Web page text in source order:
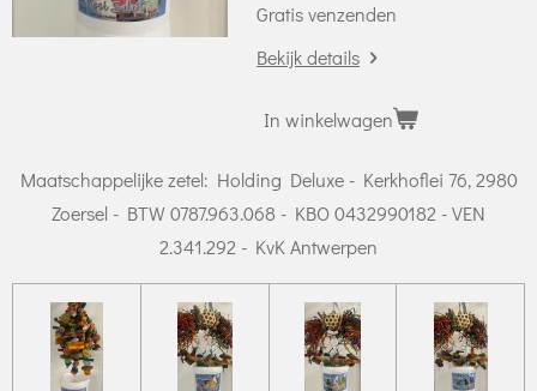
Gratis venzenden
Bekijk details
In winkelwagen
Maatschappelijke zetel: Holding Deluxe - Kerkhoflei 76, 2980
Zoersel - BTW 0787.963.068 - KBO 0432990182 - VEN
2.341.292 - KvK Antwerpen